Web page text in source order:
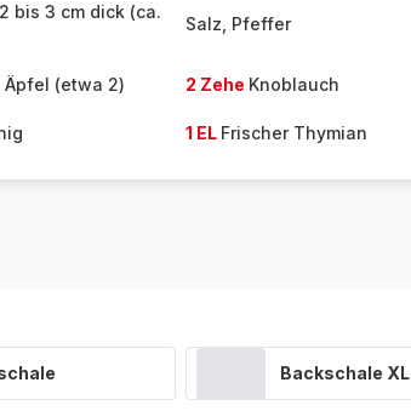
bis 3 cm dick (ca.
Salz, Pfeffer
Äpfel (etwa 2) 2 Zehe Knoblauch
1 EL Frischer Thymian
Backschale XL